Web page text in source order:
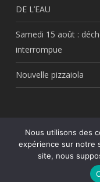
DE L’EAU
Samedi 15 août :
interrompue
Nouvelle pizzaiola
© 2026 Thil.fr. Tous
Rocks
Nous utilisons des
expérience sur notre
site, nous